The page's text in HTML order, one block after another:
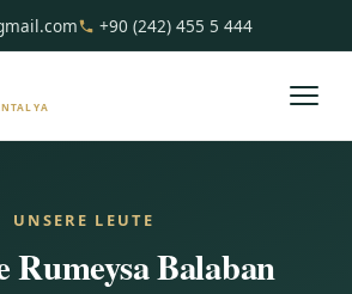
+90 (242) 455 5 444
UNSERE LEUTE
Rumeysa Balaban